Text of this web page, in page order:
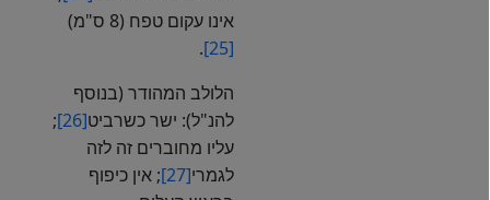
אינו עקום טפח (8 ס"מ)
[25]
.
הלולב המהודר (בנוסף
להנ"ל): ישר כשרביט[26]
;
עליו מחוברים זה לזה
לגמרי[27]
; אין כיפוף